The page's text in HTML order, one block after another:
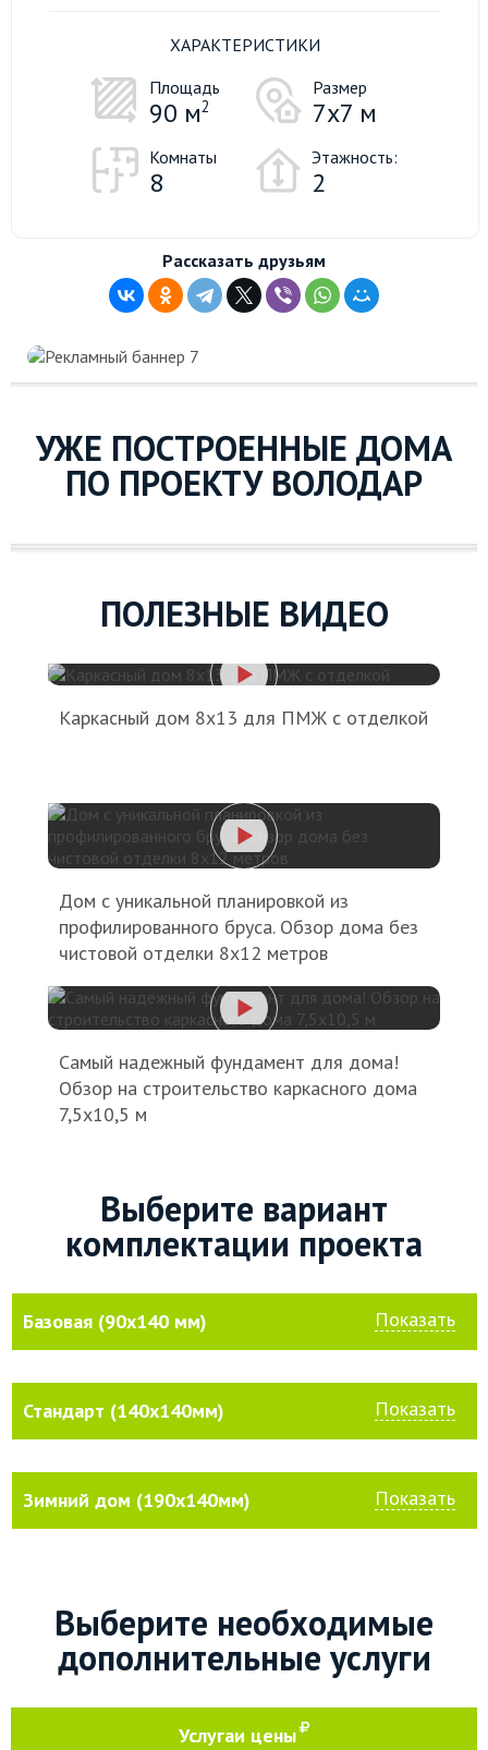
ХАРАКТЕРИСТИКИ
Площадь
90 м2
Размер
7х7 м
Комнаты
8
Этажность:
2
Рассказать друзьям
УЖЕ ПОСТРОЕННЫЕ ДОМА
ПО ПРОЕКТУ ВОЛОДАР
ПОЛЕЗНЫЕ ВИДЕО
Каркасный дом 8х13 для ПМЖ с отделкой
Дом с уникальной планировкой из
профилированного бруса. Обзор дома без
чистовой отделки 8х12 метров
Самый надежный фундамент для дома!
Обзор на строительство каркасного дома
7,5х10,5 м
Выберите вариант
комплектации проекта
Базовая (90х140 мм) Показать
Стандарт (140х140мм) Показать
Зимний дом (190х140мм) Показать
Выберите необходимые
дополнительные услуги
Услугаи цены